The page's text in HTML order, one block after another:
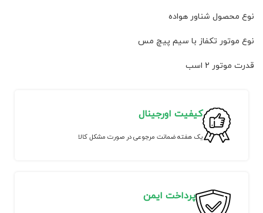
نوع محصول شناور هواده
نوع موتور تکفاز با سیم پیچ مس
قدرت موتور 2 اسب
کیفیت اورجینال
یک هفته ضمانت مرجوعی در صورت مشکل کالا
پرداخت ایمن